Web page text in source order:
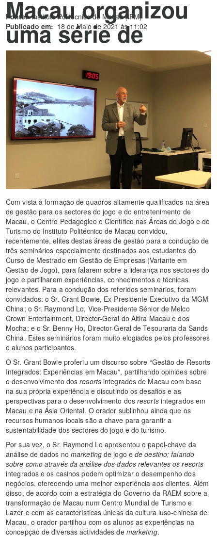
Macau organizou
uma série de
palestras sobre a
liderança nos
sectores do jogo
Fonte: Instituto Politécnico de Macau (IPM)
Publicado em: 18 de Maio de 2021 às 11:02
Com vista à formação de quadros altamente qualificados na área
de gestão para os sectores do jogo e do entretenimento de
Macau, o Centro Pedagógico e Científico nas Áreas do Jogo e do
Turismo do Instituto Politécnico de Macau convidou,
recentemente, elites destas áreas de gestão para a condução de
três seminários especialmente destinados aos estudantes do
Curso de Mestrado em Gestão de Empresas (Variante em
Gestão de Jogo), para falarem sobre a liderança nos sectores do
jogo e partilharem experiências, conhecimentos e técnicas
relevantes. Para a condução dos referidos seminários, foram
convidados: o Sr. Grant Bowie, Ex-Presidente Executivo da MGM
China; o Sr. Raymond Lo, Vice-Presidente Sénior de Melco
Crown Entertainment, Director-Geral do Altira Macau e dos
Mocha; e o Sr. Benny Ho, Director-Geral de Tesouraria da Sands
China. Estes seminários foram muito elogiados pelos professores
e alunos participantes.
O Sr. Grant Bowie proferiu um discurso sobre “Gestão de Resorts
Integrados: Experiências em Macau”, partilhando opiniões sobre
o desenvolvimento dosresortsintegrados de Macau com base
na sua própria experiência e discutindo os desafios e as
perspectivas para o desenvolvimento dosresortsintegrados em
Macau e na Ásia Oriental. O orador sublinhou ainda que os
recursos humanos locais são a chave para garantir a
sustentabilidade dos sectores do jogo e do turismo.
Por sua vez, o Sr. Raymond Lo apresentou o papel-chave da
análise de dados no marketingde jogo ede destino; falando
sobre como através da análise dos dados relevantes os resorts
integrados e os casinos podem optimizar o desempenho dos
negócios, oferecendo uma melhor experiência aos clientes. Além
disso, de acordo com a estratégia do Governo da RAEM sobre a
transformação de Macau num Centro Mundial de Turismo e
Lazer e com as características únicas da cultura luso-chinesa de
Macau, o orador partilhou com os alunos as experiências na
concepção de diversas actividades de marketing.